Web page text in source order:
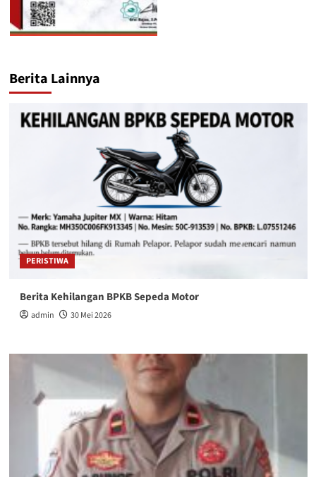
Berita Lainnya
PERISTIWA
Berita Kehilangan BPKB Sepeda Motor
admin 30 Mei 2026